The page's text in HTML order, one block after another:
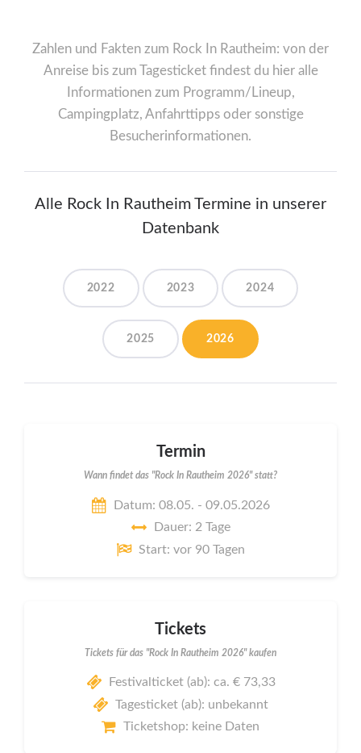
Zahlen und Fakten zum Rock In Rautheim: von der
Anreise bis zum Tagesticket findest du hier alle
Informationen zum Programm/Lineup,
Campingplatz, Anfahrttipps oder sonstige
Besucherinformationen.
Alle Rock In Rautheim Termine in unserer
Datenbank
2022 2023 2024
2025 2026
Termin
Wann findet das "Rock In Rautheim 2026" statt?
Datum: 08.05. - 09.05.2026
Dauer: 2 Tage
Start: vor 90 Tagen
Tickets
Tickets für das "Rock In Rautheim 2026" kaufen
Festivalticket (ab): ca. € 73,33
Tagesticket (ab): unbekannt
Ticketshop: keine Daten